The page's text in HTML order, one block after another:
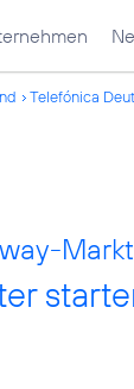
Telefónica